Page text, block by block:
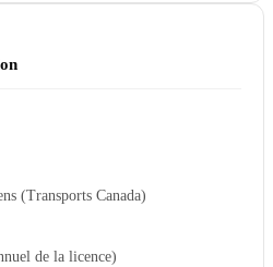
(Transports Canada)
de la licence)